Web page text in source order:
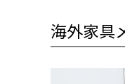
海外家具